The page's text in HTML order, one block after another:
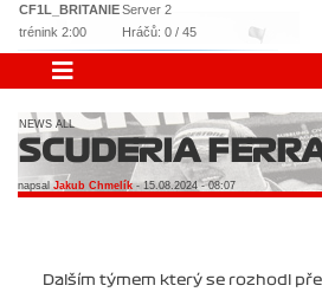
CF1L_BRITANIEServer 2
trénink 2:00
Hráčů: 0 / 45
NEWS ALL
SCUDERIA
napsal Jakub Chmelík- 15.08.2024 - 08:07
Dalším týmem který se rozhodl